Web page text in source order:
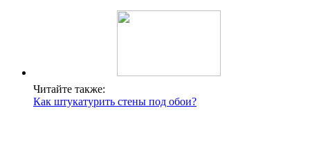
Читайте также:
Как штукатурить стены под обои?